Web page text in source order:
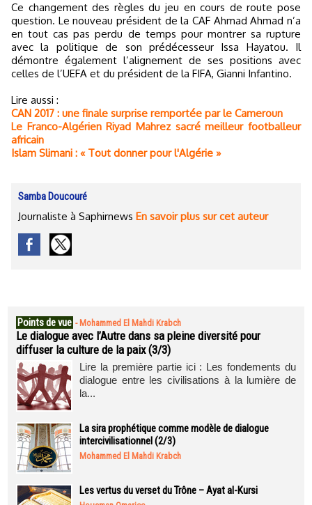
Ce changement des règles du jeu en cours de route pose
question. Le nouveau président de la CAF Ahmad Ahmad n’a
en tout cas pas perdu de temps pour montrer sa rupture
avec la politique de son prédécesseur Issa Hayatou. Il
démontre également l’alignement de ses positions avec
celles de l’UEFA et du président de la FIFA, Gianni Infantino.
Lire aussi :
CAN 2017 : une finale surprise remportée par le Cameroun
Le Franco-Algérien Riyad Mahrez sacré meilleur footballeur
africain
Islam Slimani : « Tout donner pour l'Algérie »
Samba Doucouré
Journaliste à Saphirnews En savoir plus sur cet auteur
Points de vue - Mohammed El Mahdi Krabch
Le dialogue avec l’Autre dans sa pleine diversité pour
diffuser la culture de la paix (3/3)
Lire la première partie ici : Les fondements du
dialogue entre les civilisations à la lumière de
la...
La sira prophétique comme modèle de dialogue
intercivilisationnel (2/3)
Mohammed El Mahdi Krabch
Les vertus du verset du Trône – Ayat al-Kursi